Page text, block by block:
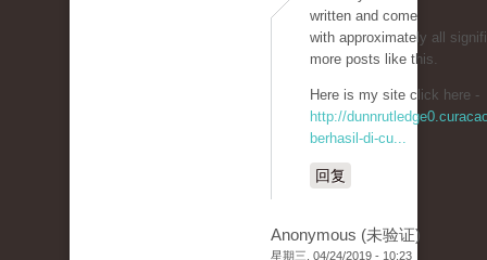
written and come
with approximately all
more posts like this.
Here is my site click here -
http://
berhasil-di-cu...
回复
Anonymous (未验证)
星期三, 04/24/2019 - 10:23